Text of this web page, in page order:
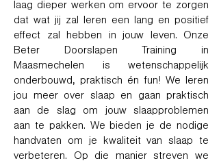
laag dieper werken om ervoor te zorgen
dat wat jij zal leren een lang en positief
effect zal hebben in jouw leven. Onze
Beter Doorslapen Training in
Maasmechelen is wetenschappelijk
onderbouwd, praktisch én fun! We leren
jou meer over slaap en gaan praktisch
aan de slag om jouw slaapproblemen
aan te pakken. We bieden je de nodige
handvaten om je kwaliteit van slaap te
verbeteren. Op die manier streven we